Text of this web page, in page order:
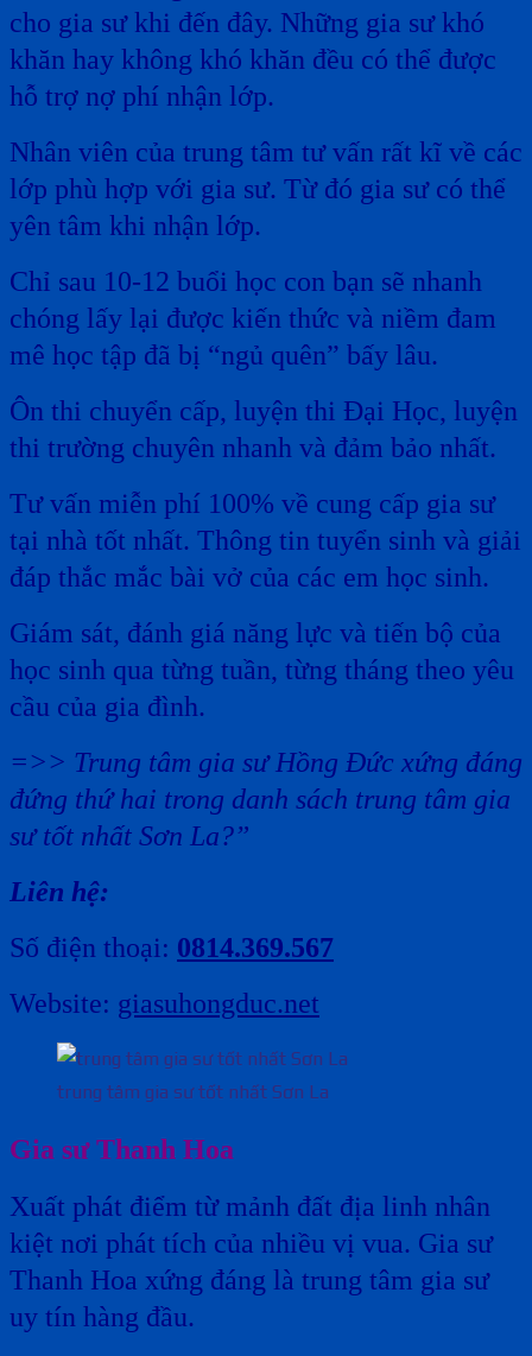
cho gia sư khi đến đây. Những gia sư khó
khăn hay không khó khăn đều có thể được
hỗ trợ nợ phí nhận lớp.
Nhân viên của trung tâm tư vấn rất kĩ về các
lớp phù hợp với gia sư. Từ đó gia sư có thể
yên tâm khi nhận lớp.
Chỉ sau 10-12 buổi học con bạn sẽ nhanh
chóng lấy lại được kiến thức và niềm đam
mê học tập đã bị “ngủ quên” bấy lâu.
Ôn thi chuyển cấp, luyện thi Đại Học, luyện
thi trường chuyên nhanh và đảm bảo nhất.
Tư vấn miễn phí 100% về cung cấp gia sư
tại nhà tốt nhất. Thông tin tuyển sinh và giải
đáp thắc mắc bài vở của các em học sinh.
Giám sát, đánh giá năng lực và tiến bộ của
học sinh qua từng tuần, từng tháng theo yêu
cầu của gia đình.
=>> Trung tâm gia sư Hồng Đức xứng đáng
đứng thứ hai trong danh sách trung tâm gia
sư tốt nhất Sơn La?”
Liên hệ:
Số điện thoại: 0814.369.567
Website: giasuhongduc.net
trung tâm gia sư tốt nhất Sơn La
Gia sư Thanh Hoa
Xuất phát điểm từ mảnh đất địa linh nhân
kiệt nơi phát tích của nhiều vị vua. Gia sư
Thanh Hoa xứng đáng là trung tâm gia sư
uy tín hàng đầu.